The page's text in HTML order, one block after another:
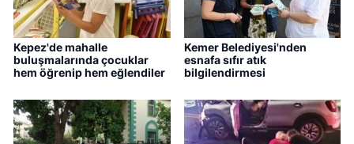
Kepez'de mahalle
buluşmalarında çocuklar
hem öğrenip hem eğlendiler
Kemer Belediyesi'nden
esnafa sıfır atık
bilgilendirmesi